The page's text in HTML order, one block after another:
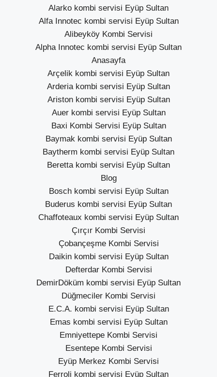
Alarko kombi servisi Eyüp Sultan
Alfa Innotec kombi servisi Eyüp Sultan
Alibeyköy Kombi Servisi
Alpha Innotec kombi servisi Eyüp Sultan
Anasayfa
Arçelik kombi servisi Eyüp Sultan
Arderia kombi servisi Eyüp Sultan
Ariston kombi servisi Eyüp Sultan
Auer kombi servisi Eyüp Sultan
Baxi Kombi Servisi Eyüp Sultan
Baymak kombi servisi Eyüp Sultan
Baytherm kombi servisi Eyüp Sultan
Beretta kombi servisi Eyüp Sultan
Blog
Bosch kombi servisi Eyüp Sultan
Buderus kombi servisi Eyüp Sultan
Chaffoteaux kombi servisi Eyüp Sultan
Çırçır Kombi Servisi
Çobançeşme Kombi Servisi
Daikin kombi servisi Eyüp Sultan
Defterdar Kombi Servisi
DemirDöküm kombi servisi Eyüp Sultan
Düğmeciler Kombi Servisi
E.C.A. kombi servisi Eyüp Sultan
Emas kombi servisi Eyüp Sultan
Emniyettepe Kombi Servisi
Esentepe Kombi Servisi
Eyüp Merkez Kombi Servisi
Ferroli kombi servisi Eyüp Sultan